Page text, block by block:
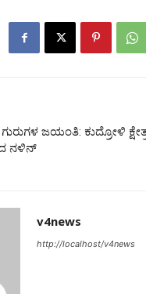
ಜಯಂತಿ: ಕುದ್ರೋಳಿ
ನಳಿನ್
v4news
http://localhost/v4news